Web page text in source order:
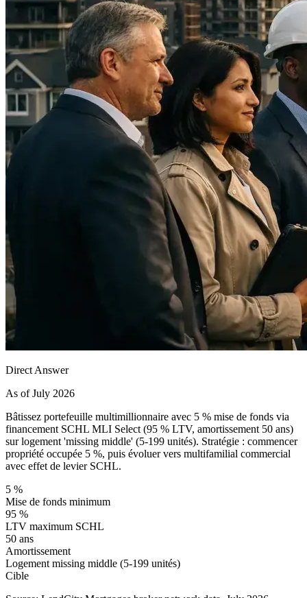
Direct Answer
As of July 2026
Bâtissez portefeuille multimillionnaire avec 5 % mise de fonds via
financement SCHL MLI Select (95 % LTV, amortissement 50 ans)
sur logement 'missing middle' (5-199 unités). Stratégie : commencer
propriété occupée 5 %, puis évoluer vers multifamilial commercial
avec effet de levier SCHL.
5 %
Mise de fonds minimum
95 %
LTV maximum SCHL
50 ans
Amortissement
Logement missing middle (5-199 unités)
Cible